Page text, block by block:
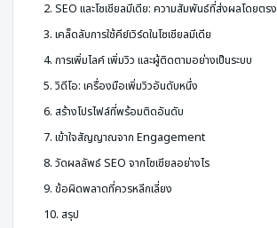
2. SEO และโซเชียลมีเดีย: ความสัมพันธ์ที่ส่งผลโดยตรง
3. เคล็ดลับการใช้คีย์เวิร์ดในโซเชียลมีเดีย
4. การเพิ่มไลค์ เพิ่มวิว และผู้ติดตามอย่างเป็นระบบ
5. วิดีโอ: เครื่องมือเพิ่มวิวอันดับหนึ่ง
6. สร้างโปรไฟล์ที่พร้อมติดอันดับ
7. เข้าใจสัญญาณจาก Engagement
8. วัดผลลัพธ์ SEO จากโซเชียลอย่างไร
9. ข้อผิดพลาดที่ควรหลีกเลี่ยง
10. สรุป